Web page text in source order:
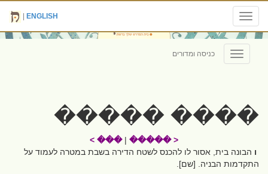
Toggle
navigation
ENGLISH
Toggle
navigation
כניסה ומדורים
���� �����
< �����
|
��� >
ו הבונה בית, אסור לו להכנס לשטח הדירה בשבת במטרה לעמוד על
התקדמות הבניה. [שם].